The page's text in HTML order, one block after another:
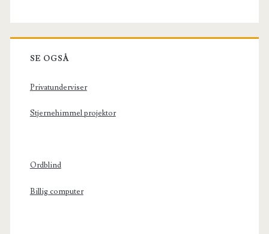
SE OGSÅ
Privatunderviser
Stjernehimmel projektor
Ordblind
Billig computer